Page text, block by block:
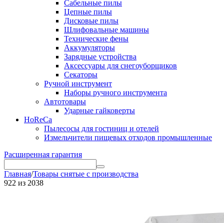
Сабельные пилы
Цепные пилы
Дисковые пилы
Шлифовальные машины
Технические фены
Аккумуляторы
Зарядные устройства
Аксессуары для снегоуборщиков
Секаторы
Ручной инструмент
Наборы ручного инструмента
Автотовары
Ударные гайковерты
HoReCa
Пылесосы для гостиниц и отелей
Измельчители пищевых отходов промышленные
Расширенная гарантия
Главная/Товары снятые с производства
922 из 2038